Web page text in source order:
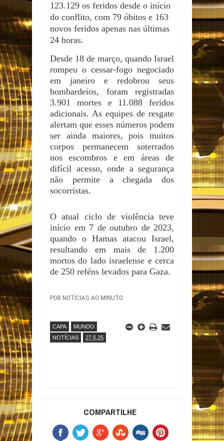
123.129 os feridos desde o início
do conflito, com 79 óbitos e 163
novos feridos apenas nas últimas
24 horas.
Desde 18 de março, quando Israel
rompeu o cessar-fogo negociado
em janeiro e redobrou seus
bombardeios, foram registradas
3.901 mortes e 11.088 feridos
adicionais. As equipes de resgate
alertam que esses números podem
ser ainda maiores, pois muitos
corpos permanecem soterrados
nos escombros e em áreas de
difícil acesso, onde a segurança
não permite a chegada dos
socorristas.
O atual ciclo de violência teve
início em 7 de outubro de 2023,
quando o Hamas atacou Israel,
resultando em mais de 1.200
mortos do lado israelense e cerca
de 250 reféns levados para Gaza.
POR NOTÍCIAS AO MINUTO
CAPA
MUNDO
NOTÍCIAS
27.5.25
COMPARTILHE